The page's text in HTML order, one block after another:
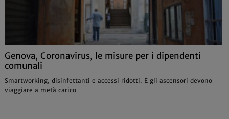
Genova, Coronavirus, le misure per i dipendenti
comunali
Smartworking, disinfettanti e accessi ridotti. E gli ascensori devono
viaggiare a metà carico